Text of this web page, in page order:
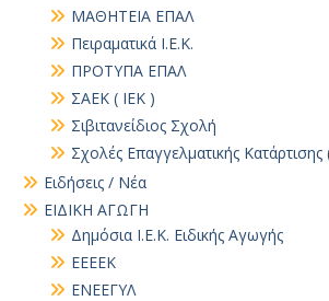
ΜΑΘΗΤΕΙΑ ΕΠΑΛ
Πειραματικά Ι.Ε.Κ.
ΠΡΟΤΥΠΑ ΕΠΑΛ
ΣΑΕΚ ( ΙΕΚ )
Σιβιτανείδιος Σχολή
Σχολές Επαγγελματικής Κατάρτισης
Ειδήσεις / Νέα
ΕΙΔΙΚΗ ΑΓΩΓΗ
Δημόσια Ι.Ε.Κ. Ειδικής Αγωγής
ΕΕΕΕΚ
ΕΝΕΕΓΥΛ